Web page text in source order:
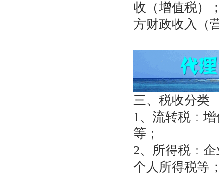
收（增值税）
方财政收入（
三、税收分类
1、流转税：
等；
2、所得税：
个人所得税等